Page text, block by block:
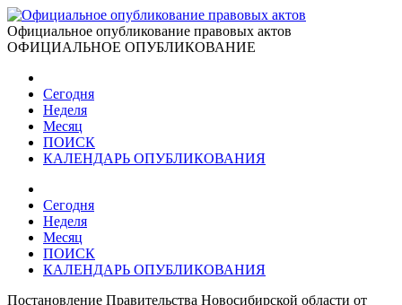
Официальное опубликование правовых актов
ОФИЦИАЛЬНОЕ ОПУБЛИКОВАНИЕ
Сегодня
Неделя
Месяц
ПОИСК
КАЛЕНДАРЬ ОПУБЛИКОВАНИЯ
Сегодня
Неделя
Месяц
ПОИСК
КАЛЕНДАРЬ ОПУБЛИКОВАНИЯ
Постановление Правительства Новосибирской области от